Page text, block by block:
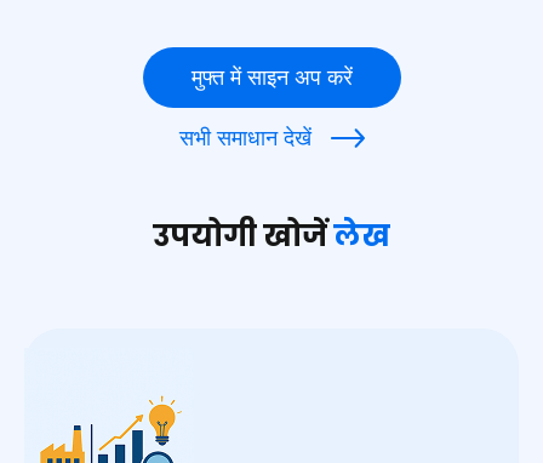
मुफ्त में साइन अप करें
सभी समाधान देखें
उपयोगी खोजेंलेख